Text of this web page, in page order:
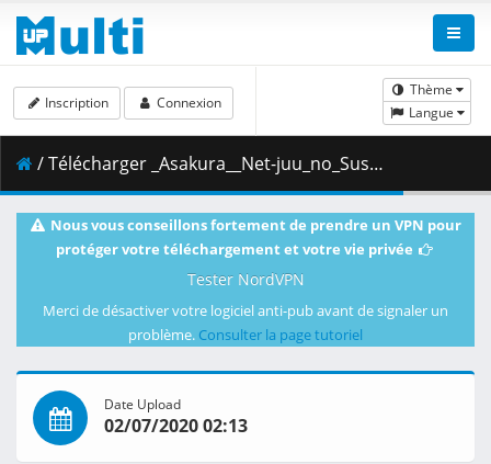
Thème
Langue
Inscription Connexion
/ Télécharger _Asakura__Net-juu_no_Susume_04__22BA7511_.mkv.002 ( 463.27 MB )
Nous vous conseillons fortement de prendre un VPN pour
protéger votre téléchargement et votre vie privée
Tester NordVPN
Merci de désactiver votre logiciel anti-pub avant de signaler un
problème. Consulter la page tutoriel
Date Upload
02/07/2020 02:13